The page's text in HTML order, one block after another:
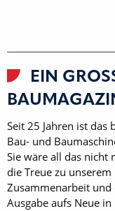
EIN
Seit 25 Jahren ist das
Bau- und
Sie wäre all das nicht
die Treue zu
Zusammenarbeit und
Ausgabe aufs Neue in